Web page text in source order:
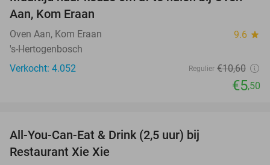
Aan, Kom Eraan
Oven Aan, Kom Eraan 9.6 star
's-Hertogenbosch
Verkocht: 4.052
Regulier €10,60
€5,50
All-You-Can-Eat & Drink (2,5 uur) bij
Restaurant Xie Xie